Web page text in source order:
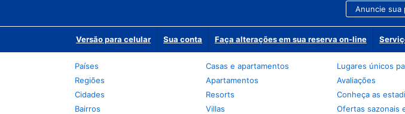
Anuncie sua
Versão para celular Sua conta Faça alterações em sua reserva on-line
Países
Regiões
Cidades
Bairros
Casas e apartamentos
Apartamentos
Resorts
Villas
Lugares únicos
Avaliações
Conheça as
Ofertas sazonais